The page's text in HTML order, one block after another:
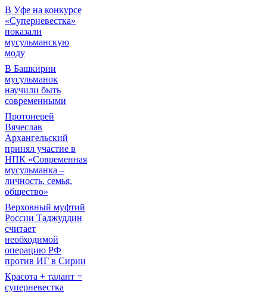
В Уфе на конкурсе
«Суперневестка»
показали
мусульманскую
моду
В Башкирии
мусульманок
научили быть
современными
Протоиерей
Вячеслав
Архангельский
принял участие в
НПК «Современная
мусульманка –
личность, семья,
общество»
Верховный муфтий
России Таджуддин
считает
необходимой
операцию РФ
против ИГ в Сирии
Красота + талант =
суперневестка